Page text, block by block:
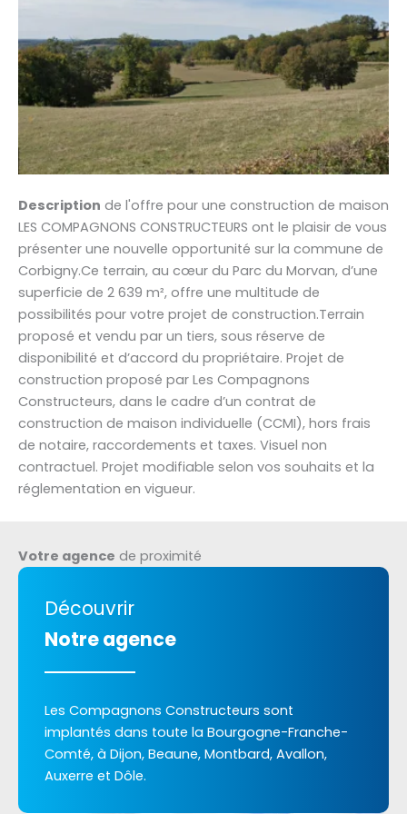
Description de l'offre pour une construction de maison
LES COMPAGNONS CONSTRUCTEURS ont le plaisir de vous
présenter une nouvelle opportunité sur la commune de
Corbigny.Ce terrain, au cœur du Parc du Morvan, d’une
superficie de 2 639 m², offre une multitude de
possibilités pour votre projet de construction.Terrain
proposé et vendu par un tiers, sous réserve de
disponibilité et d’accord du propriétaire. Projet de
construction proposé par Les Compagnons
Constructeurs, dans le cadre d’un contrat de
construction de maison individuelle (CCMI), hors frais
de notaire, raccordements et taxes. Visuel non
contractuel. Projet modifiable selon vos souhaits et la
réglementation en vigueur.
Votre agence de proximité
Découvrir
Notre agence
Les Compagnons Constructeurs sont
implantés dans toute la Bourgogne-Franche-
Comté, à Dijon, Beaune, Montbard, Avallon,
Auxerre et Dôle.